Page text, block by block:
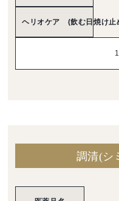
ヘリオケア (飲む日焼け止
調清(シ